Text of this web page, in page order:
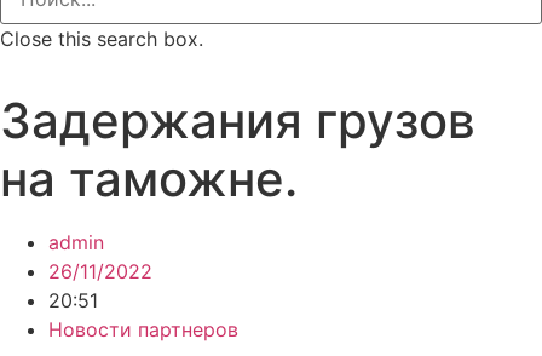
Close this search box.
Задержания грузов
на таможне.
admin
26/11/2022
20:51
Новости партнеров